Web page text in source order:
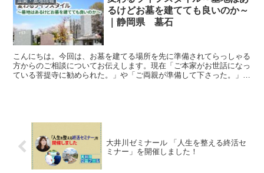
るけどお墓を建てても良いのか～
｜静岡県 墓石
こんにちは。今回は、お墓を建てる場所を先に準備されてらっしゃる
方からのご相談についてお伝えします。現在「ご本家がお世話になっ
ている菩提寺に勧められた。」や「ご両親が準備して下さった。」と
大井川ゼミナール 「人生を整える終活セ
ミナー」を開催しました！